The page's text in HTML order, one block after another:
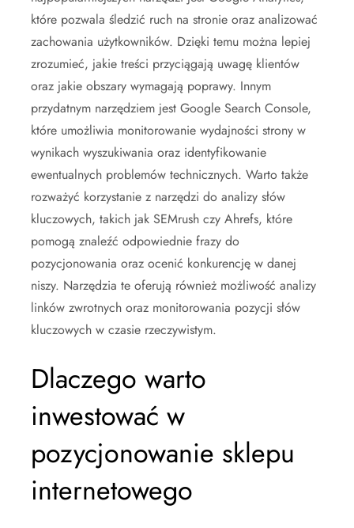
które pozwala śledzić ruch na stronie oraz analizować
zachowania użytkowników. Dzięki temu można lepiej
zrozumieć, jakie treści przyciągają uwagę klientów
oraz jakie obszary wymagają poprawy. Innym
przydatnym narzędziem jest Google Search Console,
które umożliwia monitorowanie wydajności strony w
wynikach wyszukiwania oraz identyfikowanie
ewentualnych problemów technicznych. Warto także
rozważyć korzystanie z narzędzi do analizy słów
kluczowych, takich jak SEMrush czy Ahrefs, które
pomogą znaleźć odpowiednie frazy do
pozycjonowania oraz ocenić konkurencję w danej
niszy. Narzędzia te oferują również możliwość analizy
linków zwrotnych oraz monitorowania pozycji słów
kluczowych w czasie rzeczywistym.
Dlaczego warto
inwestować w
pozycjonowanie sklepu
internetowego